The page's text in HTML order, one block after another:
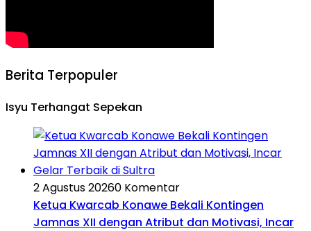
Berita Terpopuler
Isyu Terhangat Sepekan
2 Agustus 20260 Komentar
Ketua Kwarcab Konawe Bekali Kontingen
Jamnas XII dengan Atribut dan Motivasi, Incar